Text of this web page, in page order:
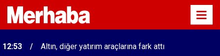
12:53 Altın, diğer yatırım araçlarına fark attı